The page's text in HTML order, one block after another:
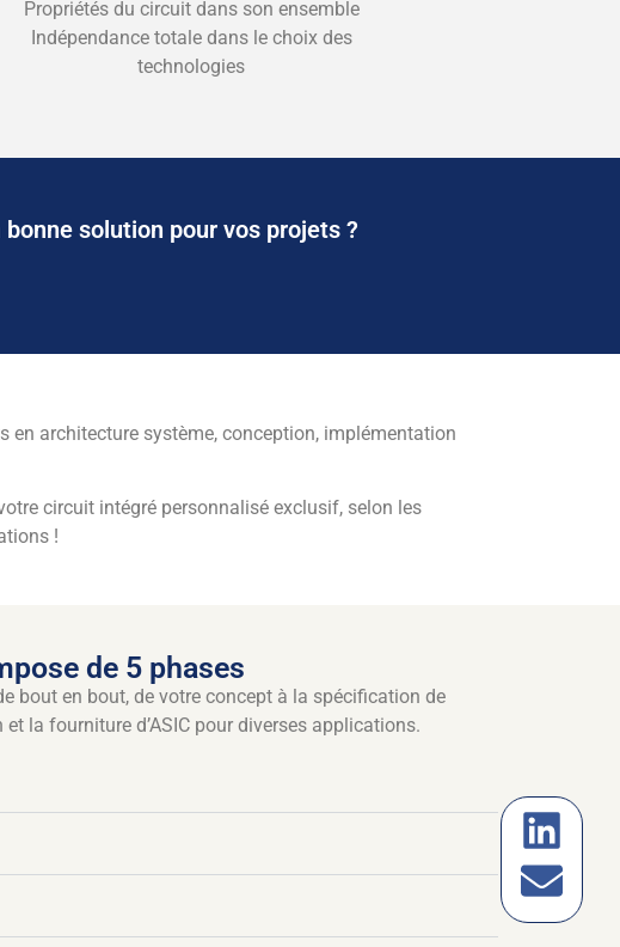
Propriétés du circuit dans son ensemble
Indépendance totale dans le choix des
technologies
solution pour vos projets ?
en architecture système, conception, implémentation
circuit intégré personnalisé exclusif, selon les
!
de 5 phases
bout en bout, de votre concept à la spécification de
la fourniture d’ASIC pour diverses applications.